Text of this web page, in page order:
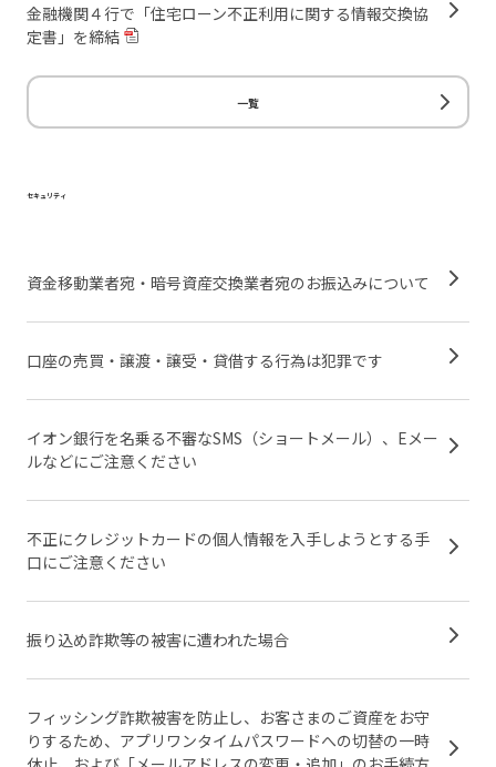
金融機関４行で「住宅ローン不正利用に関する情報交換協
定書」を締結
一覧
セキュリティ
資金移動業者宛・暗号資産交換業者宛のお振込みについて
口座の売買・譲渡・譲受・貸借する行為は犯罪です
イオン銀行を名乗る不審なSMS（ショートメール）、Eメー
ルなどにご注意ください
不正にクレジットカードの個人情報を入手しようとする手
口にご注意ください
振り込め詐欺等の被害に遭われた場合
フィッシング詐欺被害を防止し、お客さまのご資産をお守
りするため、アプリワンタイムパスワードへの切替の一時